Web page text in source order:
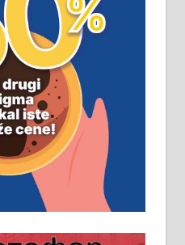
Рудник
20
Услови:
радно
и сличним
и неопходан
смештај,
57-41-122 –